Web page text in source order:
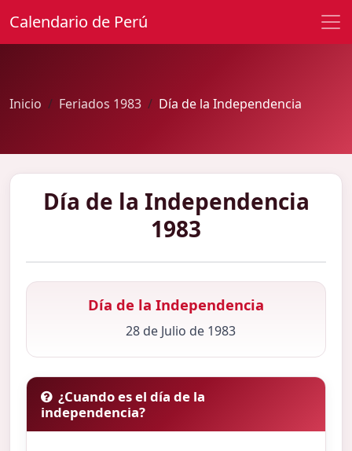
Calendario de Perú
Inicio Feriados 1983 Día de la Independencia
Día de la Independencia
1983
Día de la Independencia
28 de Julio de 1983
¿Cuando es el día de la
independencia?